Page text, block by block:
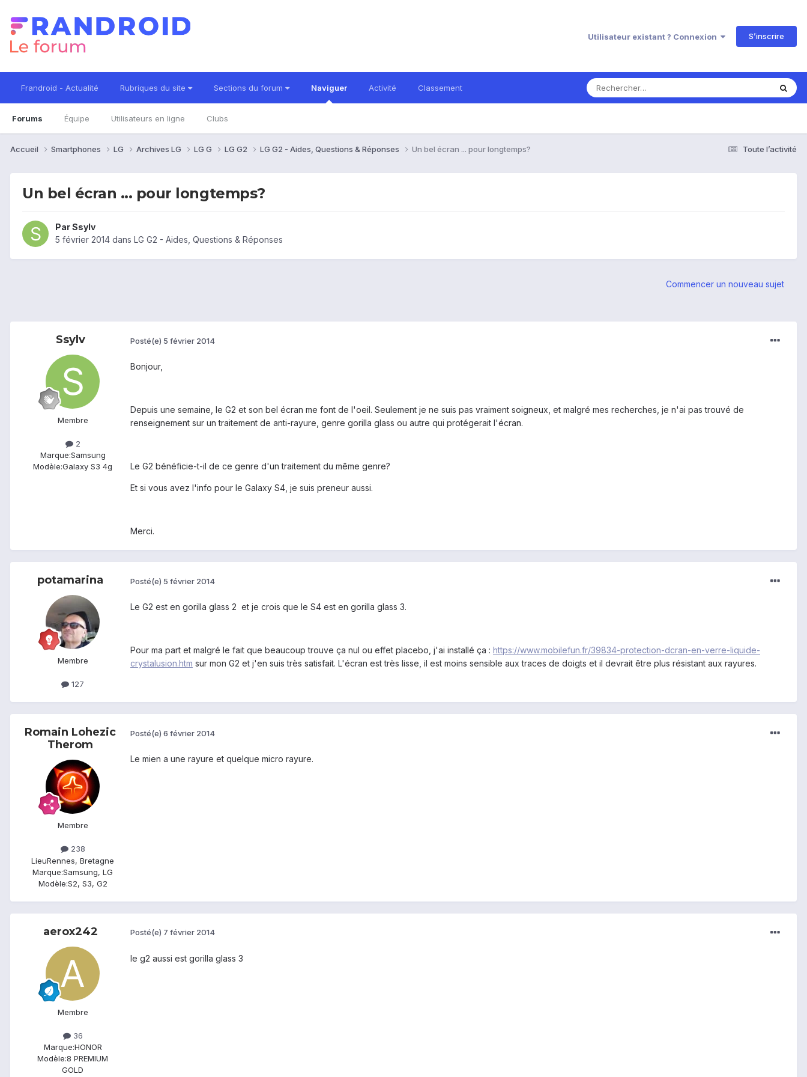
Utilisateur existant ? Connexion S’inscrire
Frandroid - Actualité Rubriques du site Sections du forum Naviguer
Forums Équipe Utilisateurs en ligne Clubs
Activité Classement
Toute l’activité
Accueil Smartphones LG Archives LG LG G LG G2 LG G2 - Aides, Questions & Réponses Un bel écran ... pour longtemps?
Un bel écran ... pour longtemps?
ParSsylv
5 février 2014 dans LG G2 - Aides, Questions & Réponses
Commencer un nouveau sujet
Ssylv
Membre
2
Marque:Samsung
Modèle:Galaxy S3 4g
Posté(e) 5 février 2014
Bonjour,
Depuis une semaine, le G2 et son bel écran me font de l'oeil. Seulement je ne suis pas vraiment soigneux, et malgré mes recherches, je n'ai pas trouvé de
renseignement sur un traitement de anti-rayure, genre gorilla glass ou autre qui protégerait l'écran.
Le G2 bénéficie-t-il de ce genre d'un traitement du même genre?
Et si vous avez l'info pour le Galaxy S4, je suis preneur aussi.
Merci.
potamarina
Membre
127
Posté(e) 5 février 2014
Le G2 est en gorilla glass 2 et je crois que le S4 est en gorilla glass 3.
Pour ma part et malgré le fait que beaucoup trouve ça nul ou effet placebo, j'ai installé ça : https://www.mobilefun.fr/39834-protection-dcran-en-verre-liquide-
crystalusion.htm sur mon G2 et j'en suis très satisfait. L'écran est très lisse, il est moins sensible aux traces de doigts et il devrait être plus résistant aux rayures.
Romain Lohezic
Therom
Membre
238
LieuRennes, Bretagne
Marque:Samsung, LG
Modèle:S2, S3, G2
Posté(e) 6 février 2014
Le mien a une rayure et quelque micro rayure.
aerox242
Membre
36
Marque:HONOR
Modèle:8 PREMIUM
GOLD
Posté(e) 7 février 2014
le g2 aussi est gorilla glass 3